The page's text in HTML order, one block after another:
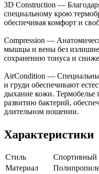
3D Construction —
специальному крою
обеспечивая комфорт и
Compression —
мышцы и вены без
сохранению тонуса и
AirCondition —
и груди обеспечивают
дыхание кожи. Термобелье
развитию бактерий,
длительном ношении.
Характеристики
Стиль
Спортивный
Материал